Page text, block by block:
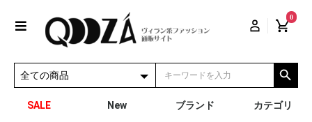
0
SALE New ブランド カテゴリ